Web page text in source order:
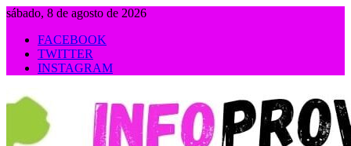
Saltar
contenido
sábado, 8 de agosto de 2026
FACEBOOK
TWITTER
INSTAGRAM